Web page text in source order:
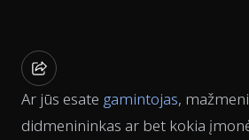
Ar jūs esate gamintojas,
didmenininkas ar bet kokia